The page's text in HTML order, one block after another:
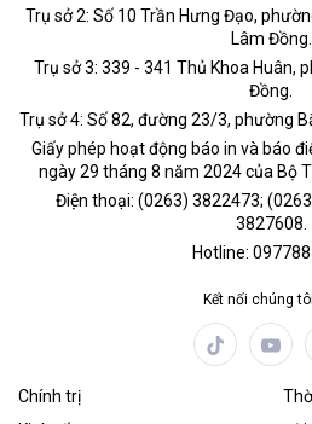
Trụ sở 2: Số 10 Trần Hưng Đạo,
Lâm Đồng.
Trụ sở 3: 339 - 341 Thủ Khoa Huân,
Đồng.
Trụ sở 4: Số 82, đường 23/3, phường
Giấy phép hoạt động báo in và báo
ngày 29 tháng 8 năm 2024 của Bộ
Điện thoại: (0263) 3822473;
3827608.
Hotline:
Kết nối chúng
Chính trị